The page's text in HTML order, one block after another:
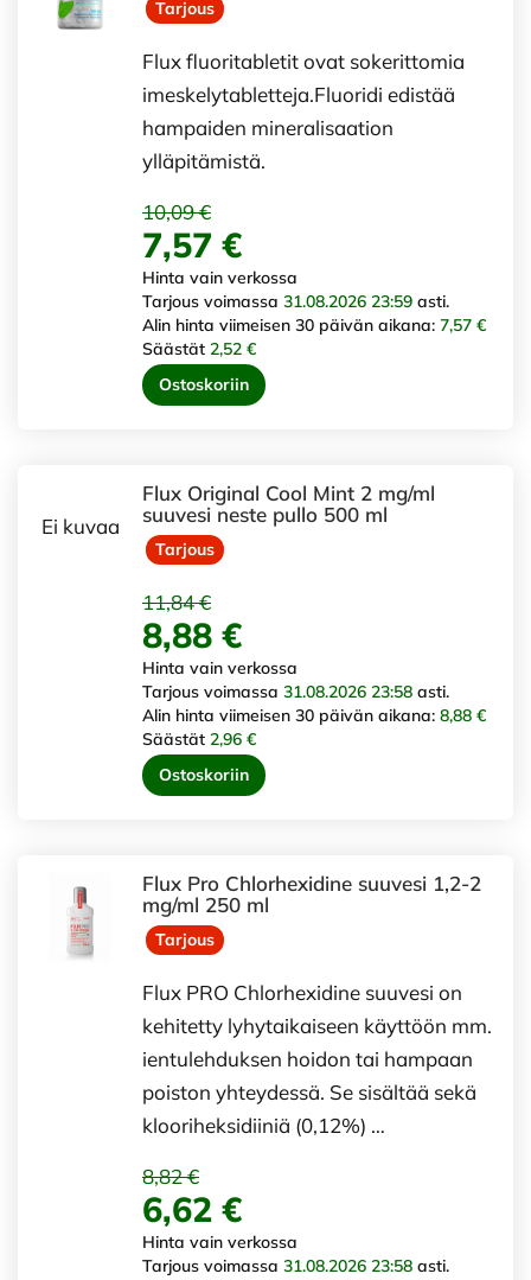
Tarjous
Flux fluoritabletit ovat sokerittomia
imeskelytabletteja.Fluoridi edistää
hampaiden mineralisaation
ylläpitämistä.
10,09 €
7,57 €
Hinta vain verkossa
Tarjous voimassa 31.08.2026 23:59 asti.
Alin hinta viimeisen 30 päivän aikana: 7,57 €
Säästät 2,52 €
Ostoskoriin
Ei kuvaa
Flux Original Cool Mint 2 mg/ml
suuvesi neste pullo 500 ml
Tarjous
11,84 €
8,88 €
Hinta vain verkossa
Tarjous voimassa 31.08.2026 23:58 asti.
Alin hinta viimeisen 30 päivän aikana: 8,88 €
Säästät 2,96 €
Ostoskoriin
Flux Pro Chlorhexidine suuvesi 1,2-2
mg/ml 250 ml
Tarjous
Flux PRO Chlorhexidine suuvesi on
kehitetty lyhytaikaiseen käyttöön mm.
ientulehduksen hoidon tai hampaan
poiston yhteydessä. Se sisältää sekä
klooriheksidiiniä (0,12%) …
8,82 €
6,62 €
Hinta vain verkossa
Tarjous voimassa 31.08.2026 23:58 asti.